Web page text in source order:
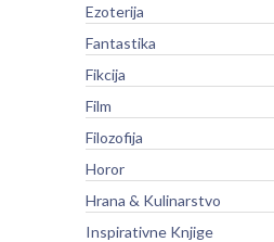
Ezoterija
Fantastika
Fikcija
Film
Filozofija
Horor
Hrana & Kulinarstvo
Inspirativne Knjige